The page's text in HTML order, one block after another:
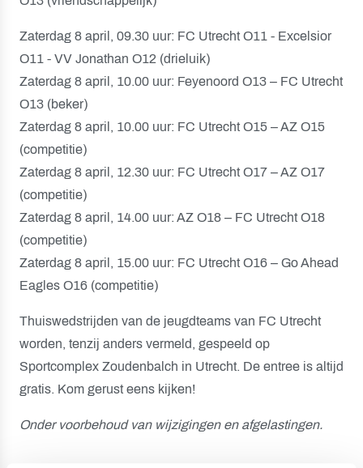
Zaterdag 8 april, 09.30 uur: FC Utrecht O11 - Excelsior
O11 - VV Jonathan O12 (drieluik)
Zaterdag 8 april, 10.00 uur: Feyenoord O13 – FC Utrecht
O13 (beker)
Zaterdag 8 april, 10.00 uur: FC Utrecht O15 – AZ O15
(competitie)
Zaterdag 8 april, 12.30 uur: FC Utrecht O17 – AZ O17
(competitie)
Zaterdag 8 april, 14.00 uur: AZ O18 – FC Utrecht O18
(competitie)
Zaterdag 8 april, 15.00 uur: FC Utrecht O16 – Go Ahead
Eagles O16 (competitie)
Thuiswedstrijden van de jeugdteams van FC Utrecht
worden, tenzij anders vermeld, gespeeld op
Sportcomplex Zoudenbalch in Utrecht. De entree is altijd
gratis. Kom gerust eens kijken!
Onder voorbehoud van wijzigingen en afgelastingen.